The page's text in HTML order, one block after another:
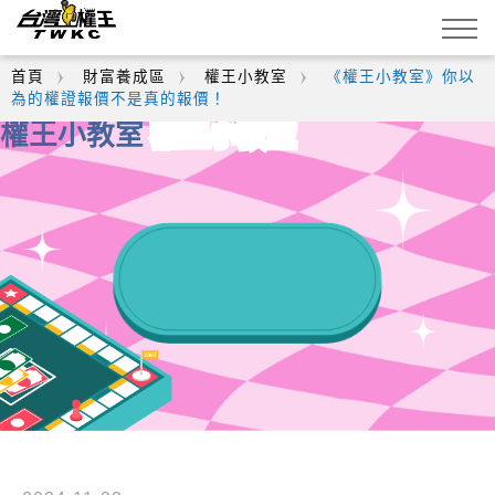
首頁 財富養成區 權王小教室
《權王小教室》你以
為的權證報價不是真的報價！
權王小教室
權王小教室